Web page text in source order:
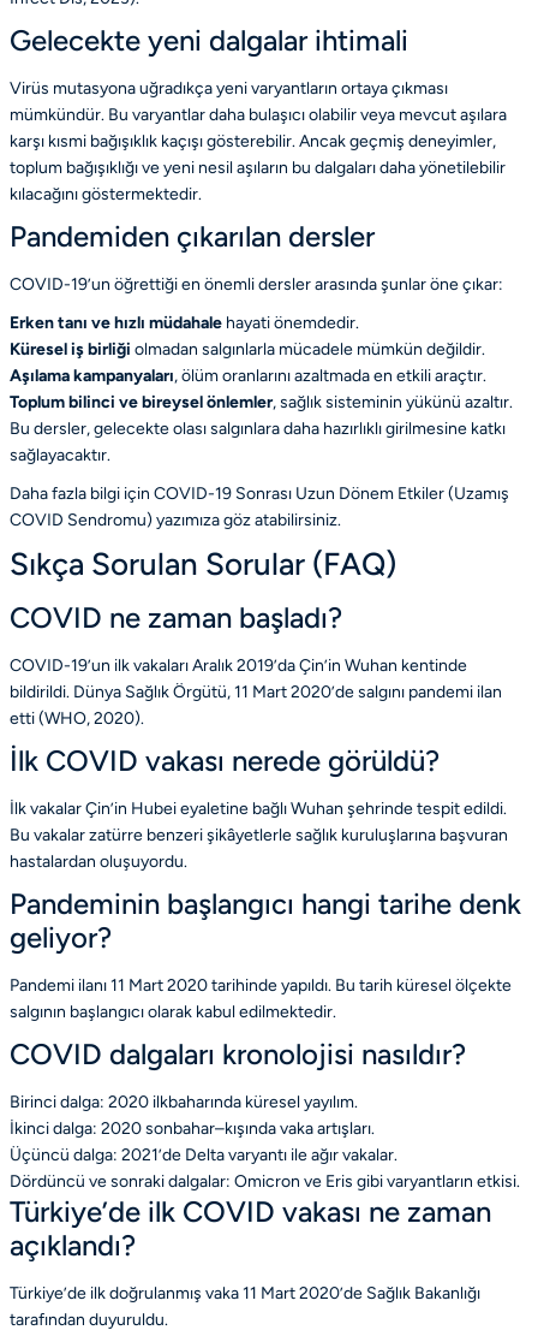
Gelecekte yeni dalgalar ihtimali
Virüs mutasyona uğradıkça yeni varyantların ortaya çıkması
mümkündür. Bu varyantlar daha bulaşıcı olabilir veya mevcut aşılara
karşı kısmi bağışıklık kaçışı gösterebilir. Ancak geçmiş deneyimler,
toplum bağışıklığı ve yeni nesil aşıların bu dalgaları daha yönetilebilir
kılacağını göstermektedir.
Pandemiden çıkarılan dersler
COVID-19’un öğrettiği en önemli dersler arasında şunlar öne çıkar:
Erken tanı ve hızlı müdahale hayati önemdedir.
Küresel iş birliği olmadan salgınlarla mücadele mümkün değildir.
Aşılama kampanyaları, ölüm oranlarını azaltmada en etkili araçtır.
Toplum bilinci ve bireysel önlemler, sağlık sisteminin yükünü azaltır.
Bu dersler, gelecekte olası salgınlara daha hazırlıklı girilmesine katkı
sağlayacaktır.
Daha fazla bilgi için COVID-19 Sonrası Uzun Dönem Etkiler (Uzamış
COVID Sendromu) yazımıza göz atabilirsiniz.
Sıkça Sorulan Sorular (FAQ)
COVID ne zaman başladı?
COVID-19’un ilk vakaları Aralık 2019’da Çin’in Wuhan kentinde
bildirildi. Dünya Sağlık Örgütü, 11 Mart 2020’de salgını pandemi ilan
etti(WHO, 2020).
İlk COVID vakası nerede görüldü?
İlk vakalar Çin’in Hubei eyaletine bağlı Wuhan şehrinde tespit edildi.
Bu vakalar zatürre benzeri şikâyetlerle sağlık kuruluşlarına başvuran
hastalardan oluşuyordu.
Pandeminin başlangıcı hangi tarihe denk
geliyor?
Pandemi ilanı 11 Mart 2020 tarihinde yapıldı. Bu tarih küresel ölçekte
salgının başlangıcı olarak kabul edilmektedir.
COVID dalgaları kronolojisi nasıldır?
Birinci dalga: 2020 ilkbaharında küresel yayılım.
İkinci dalga: 2020 sonbahar–kışında vaka artışları.
Üçüncü dalga: 2021’de Delta varyantı ile ağır vakalar.
Dördüncü ve sonraki dalgalar: Omicron ve Eris gibi varyantların etkisi.
Türkiye’de ilk COVID vakası ne zaman
açıklandı?
Türkiye’de ilk doğrulanmış vaka 11 Mart 2020’de Sağlık Bakanlığı
tarafından duyuruldu.